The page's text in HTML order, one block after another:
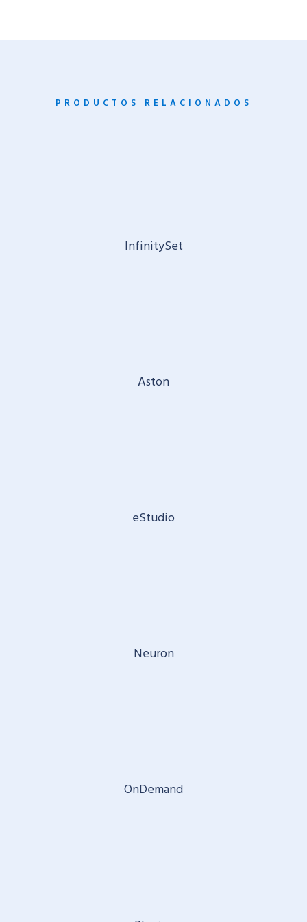
PRODUCTOS RELACIONADOS
InfinitySet
Aston
eStudio
Neuron
OnDemand